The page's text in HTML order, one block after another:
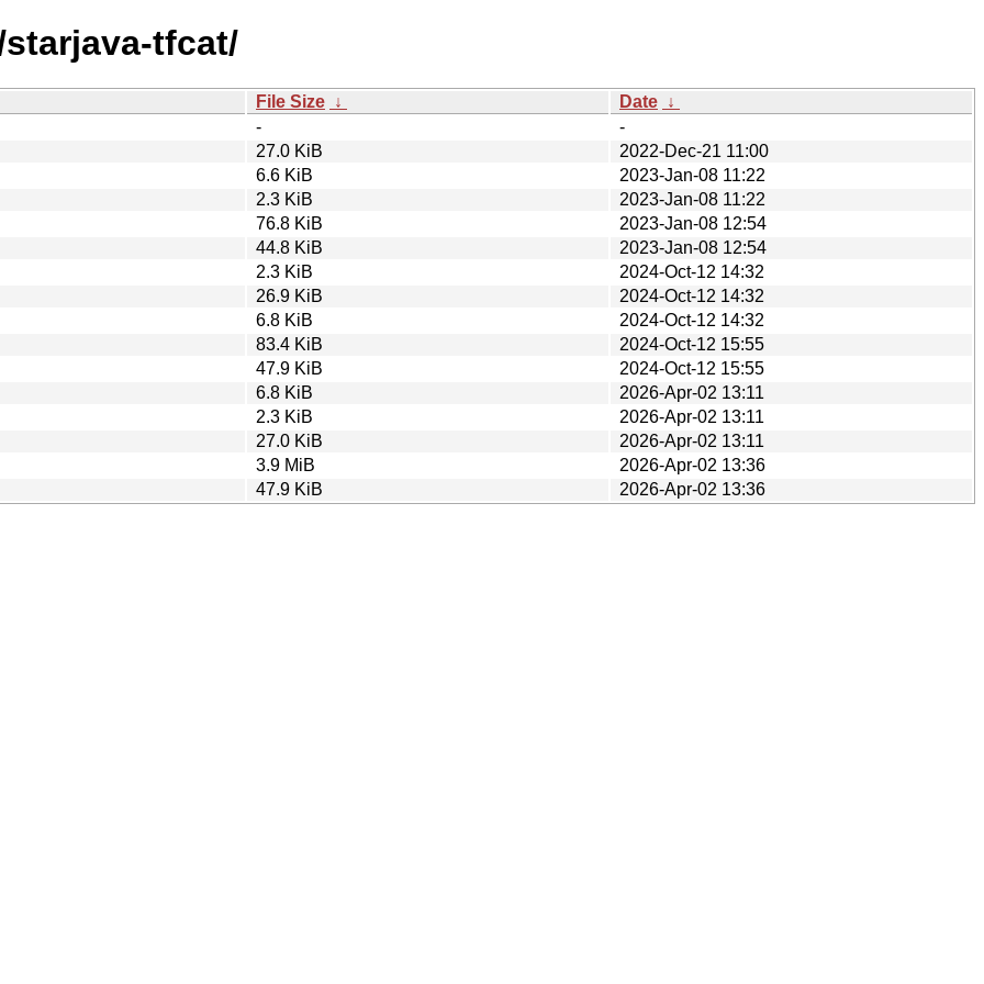
tfcat/
File Size ↓ Date ↓
-
-
27.0 KiB
2022-Dec-21 11:00
6.6 KiB
2023-Jan-08 11:22
2.3 KiB
2023-Jan-08 11:22
76.8 KiB
2023-Jan-08 12:54
44.8 KiB
2023-Jan-08 12:54
2.3 KiB
2024-Oct-12 14:32
26.9 KiB
2024-Oct-12 14:32
6.8 KiB
2024-Oct-12 14:32
83.4 KiB
2024-Oct-12 15:55
47.9 KiB
2024-Oct-12 15:55
6.8 KiB
2026-Apr-02 13:11
2.3 KiB
2026-Apr-02 13:11
27.0 KiB
2026-Apr-02 13:11
3.9 MiB
2026-Apr-02 13:36
47.9 KiB 2026-Apr-02 13:36